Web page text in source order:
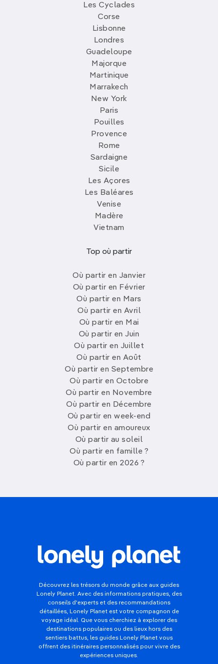
Les Cyclades
Corse
Lisbonne
Londres
Guadeloupe
Majorque
Martinique
Marrakech
New York
Paris
Pouilles
Provence
Rome
Sardaigne
Sicile
Les Açores
Les Baléares
Venise
Madère
Vietnam
Top où partir
Où partir en Janvier
Où partir en Février
Où partir en Mars
Où partir en Avril
Où partir en Mai
Où partir en Juin
Où partir en Juillet
Où partir en Août
Où partir en Septembre
Où partir en Octobre
Où partir en Novembre
Où partir en Décembre
Où partir en week-end
Où partir en amoureux
Où partir au soleil
Où partir en famille ?
Où partir en 2026 ?
Découvrez les trésors du monde grâce aux guides
Lonely Planet. Avec des informations pratiques, des
conseils d'experts et des recommandations
détaillées, Lonely Planet est votre compagnon de
voyage idéal. Que vous cherchiez à explorer des
destinations populaires ou des lieux hors des
sentiers battus, les guides Lonely Planet vous
offrent des itinéraires personnalisés pour vivre des
expériences uniques.